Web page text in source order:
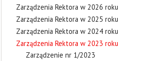
Zarządzenia Rektora w 2026 roku
Zarządzenia Rektora w 2025 roku
Zarządzenia Rektora w 2024 roku
Zarządzenia Rektora w 2023 roku
Zarządzenie nr 1/2023